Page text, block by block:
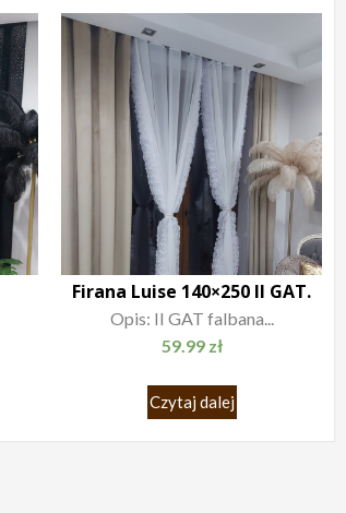
Firana Luise 140×250 II GAT.
Opis: II GAT falbana...
59.99 zł
Czytaj dalej